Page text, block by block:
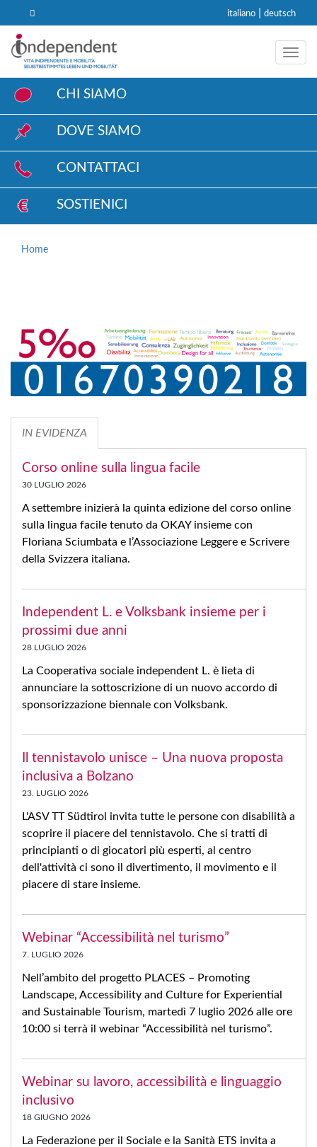
italiano deutsch
CHI SIAMO
DOVE SIAMO
CONTATTACI
SOSTIENICI
Home
IN EVIDENZA
Corso online sulla lingua facile
30 LUGLIO 2026
A settembre inizierà la quinta edizione del corso online
sulla lingua facile tenuto da OKAY insieme con
Floriana Sciumbata e l’Associazione Leggere e Scrivere
della Svizzera italiana.
Independent L. e Volksbank insieme per i
prossimi due anni
28 LUGLIO 2026
La Cooperativa sociale independent L. è lieta di
annunciare la sottoscrizione di un nuovo accordo di
sponsorizzazione biennale con Volksbank.
Il tennistavolo unisce – Una nuova proposta
inclusiva a Bolzano
23. LUGLIO 2026
L'ASV TT Südtirol invita tutte le persone con disabilità a
scoprire il piacere del tennistavolo. Che si tratti di
principianti o di giocatori più esperti, al centro
dell'attività ci sono il divertimento, il movimento e il
piacere di stare insieme.
Webinar “Accessibilità nel turismo”
7. LUGLIO 2026
Nell’ambito del progetto PLACES – Promoting
Landscape, Accessibility and Culture for Experiential
and Sustainable Tourism, martedì 7 luglio 2026 alle ore
10:00 si terrà il webinar “Accessibilità nel turismo”.
Webinar su lavoro, accessibilità e linguaggio
inclusivo
18 GIUGNO 2026
La Federazione per il Sociale e la Sanità ETS invita a